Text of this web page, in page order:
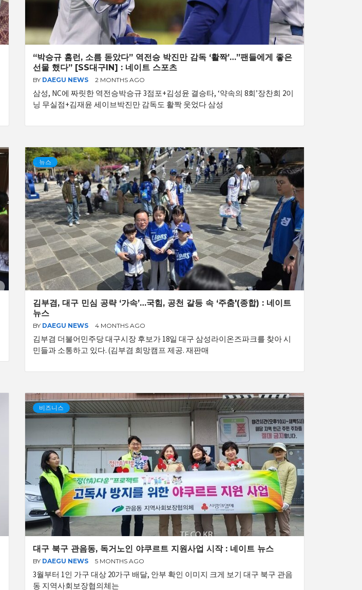
“박승규 홈런, 소름 돋았다” 역전승 박진만 감독 ‘활짝’…”팬들에게 좋은
선물 했다” [SS대구IN] : 네이트 스포츠
BY DAEGU NEWS 2 MONTHS AGO
삼성, NC에 짜릿한 역전승박승규 3점포+김성윤 결승타, ‘약속의 8회’장찬희 2이
닝 무실점+김재윤 세이브박진만 감독도 활짝 웃었다 삼성
뉴스
김부겸, 대구 민심 공략 ‘가속’…국힘, 공천 갈등 속 ‘주춤'(종합) : 네이트
뉴스
BY DAEGU NEWS 4 MONTHS AGO
김부겸 더불어민주당 대구시장 후보가 18일 대구 삼성라이온즈파크를 찾아 시
민들과 소통하고 있다. (김부겸 희망캠프 제공. 재판매
비즈니스
대구 북구 관음동, 독거노인 야쿠르트 지원사업 시작 : 네이트 뉴스
BY DAEGU NEWS 5 MONTHS AGO
3월부터 1인 가구 대상 20가구 배달, 안부 확인 이미지 크게 보기 대구 북구 관음
동 지역사회보장협의체는